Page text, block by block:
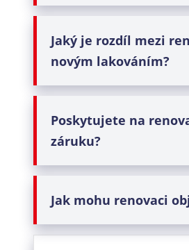
Jaký je rozdíl mezi
novým lakováním?
Poskytujete na
záruku?
Jak mohu renovaci